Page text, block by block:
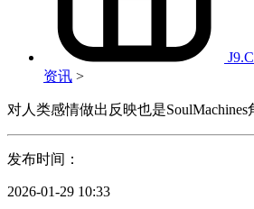
资讯 >
对人类感情做出反映也是SoulMachines
发布时间：
2026-01-29 10:33